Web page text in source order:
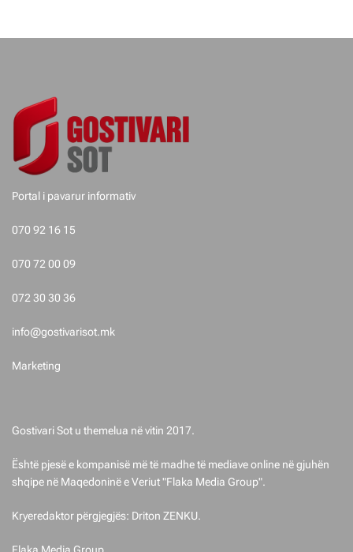
e
p
o
s
t
i
m
e
Portal i pavarur informativ
070 92 16 15
070 72 00 09
072 30 30 36
info@gostivarisot.mk
Marketing
Gostivari Sot u themelua në vitin 2017.
Është pjesë e kompanisë më të madhe të mediave online në gjuhën
shqipe në Maqedoninë e Veriut "Flaka Media Group".
Kryeredaktor përgjegjës: Driton ZENKU.